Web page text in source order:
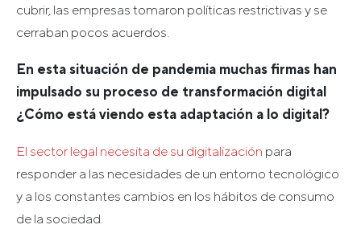
cubrir, las empresas tomaron políticas restrictivas y se
cerraban pocos acuerdos.
En esta situación de pandemia muchas firmas han
impulsado su proceso de transformación digital
¿Cómo está viendo esta adaptación a lo digital?
El sector legal necesita de su digitalización para
responder a las necesidades de un entorno tecnológico
y a los constantes cambios en los hábitos de consumo
de la sociedad.